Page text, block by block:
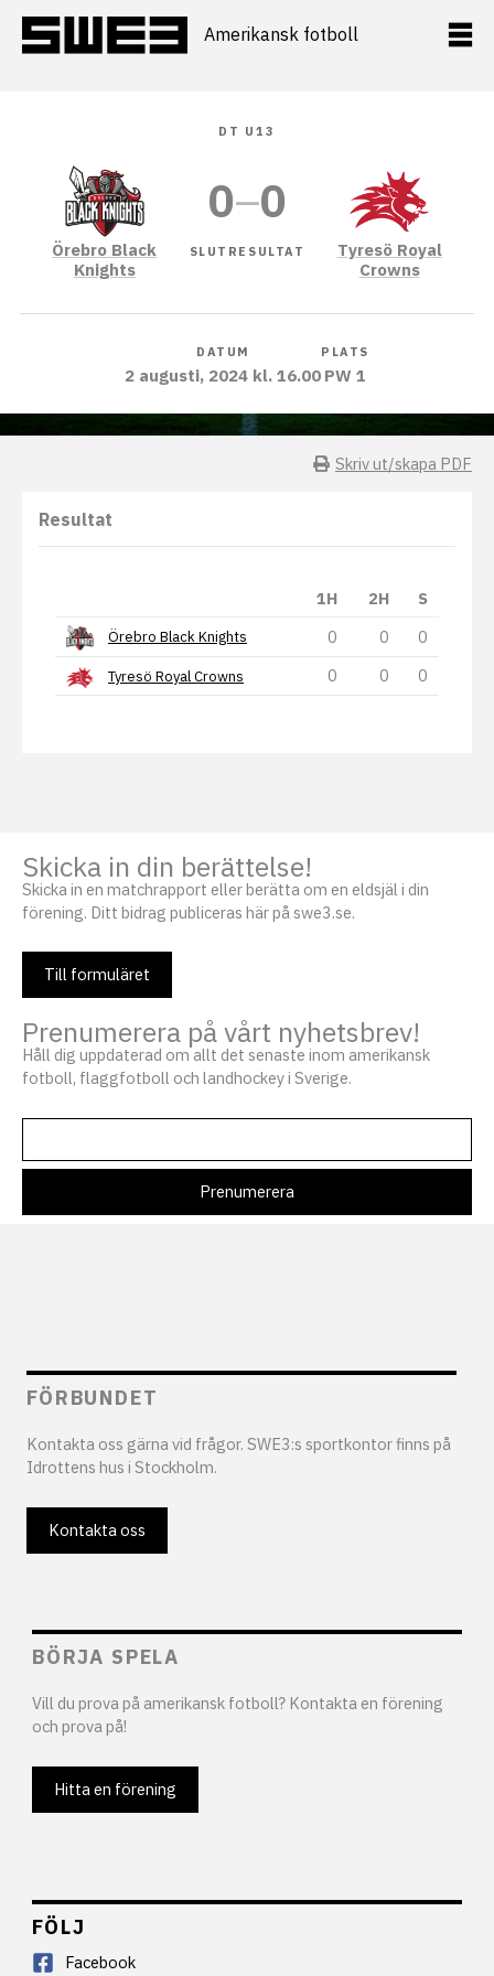
innehåll
Amerikansk fotboll
DT U13
Örebro Black
Knights
0–0
SLUTRESULTAT
Tyresö Royal
Crowns
DATUM
2 augusti, 2024 kl. 16.00
PLATS
PW 1
Skriv ut/skapa PDF
Resultat
1H 2H S
Örebro Black Knights 0 0 0
Tyresö Royal Crowns 0 0 0
Skicka in din berättelse!
Skicka in en matchrapport eller berätta om en eldsjäl i din
förening. Ditt bidrag publiceras här på swe3.se.
Till formuläret
Prenumerera på vårt nyhetsbrev!
Håll dig uppdaterad om allt det senaste inom amerikansk
fotboll, flaggfotboll och landhockey i Sverige.
FÖRBUNDET
Kontakta oss gärna vid frågor. SWE3:s sportkontor finns på
Idrottens hus i Stockholm.
Kontakta oss
BÖRJA SPELA
Vill du prova på amerikansk fotboll? Kontakta en förening
och prova på!
Hitta en förening
FÖLJ
Facebook